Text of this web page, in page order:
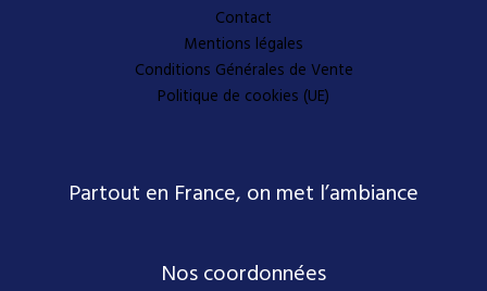
Contact
Mentions légales
Conditions Générales de Vente
Politique de cookies (UE)
Partout en France, on met l’ambiance
Nos coordonnées